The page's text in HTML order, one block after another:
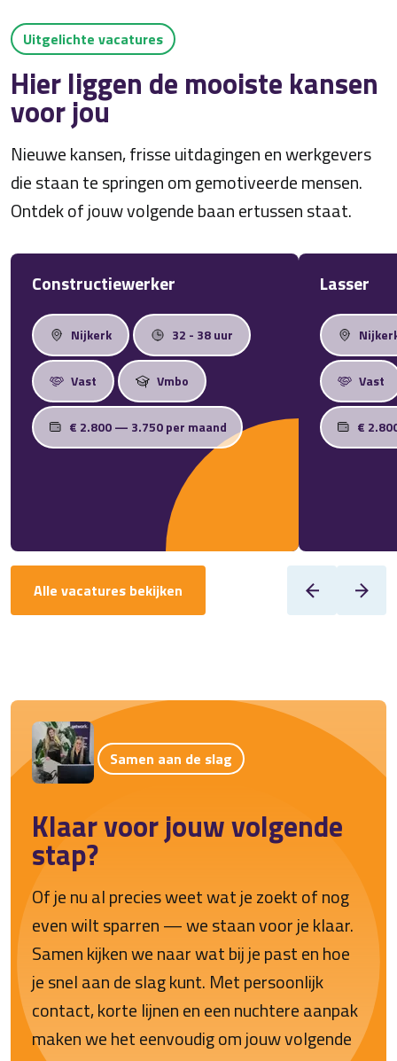
Uitgelichte vacatures
Hier liggen de mooiste kansen
voor jou
Nieuwe kansen, frisse uitdagingen en werkgevers
die staan te springen om gemotiveerde mensen.
Ontdek of jouw volgende baan ertussen staat.
Constructiewerker
Nijkerk 32 - 38 uur
Vast Vmbo
€ 2.800 — 3.750 per maand
Lasser
Vast
€
Alle vacatures bekijken
Samen aan de slag
Klaar voor jouw volgende
stap?
Of je nu al precies weet wat je zoekt of nog
even wilt sparren — we staan voor je klaar.
Samen kijken we naar wat bij je past en hoe
je snel aan de slag kunt. Met persoonlijk
contact, korte lijnen en een nuchtere aanpak
maken we het eenvoudig om jouw volgende